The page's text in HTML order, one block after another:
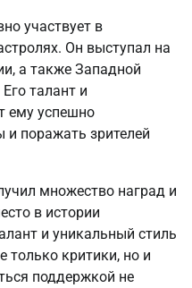
участвует в
Он выступал на
а также Западной
талант и
ему успешно
и поражать зрителей
множество наград и
в истории
и уникальный стиль
только критики, но и
поддержкой не